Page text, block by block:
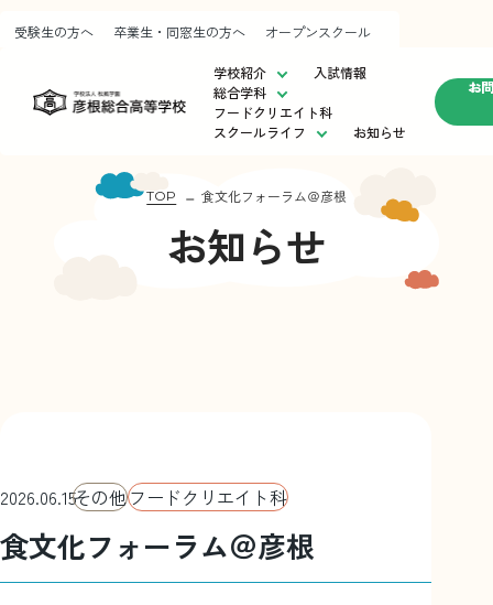
受験生の方へ 卒業生・同窓生の方へ オープンスクール
学校紹介
入試情報
総合学科
フードクリエイト科
スクールライフ
お知らせ
お
校長挨拶
彦根総合⾼等学校の歩み
制服紹介
施設紹介
TOP 食文化フォーラム＠彦根
お知らせ
2026.06.15その他フードクリエイト科
食文化フォーラム＠彦根